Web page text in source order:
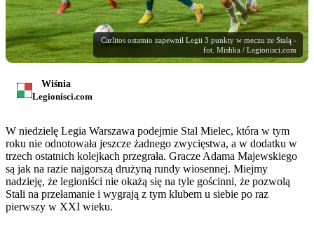
Carlitos ostatnio zapewnił Legii 3 punkty w meczu ze Stalą -
fot. Mishka / Legionisci.com
Wiśnia
Legionisci.com
W niedzielę Legia Warszawa podejmie Stal Mielec, która w tym
roku nie odnotowała jeszcze żadnego zwycięstwa, a w dodatku w
trzech ostatnich kolejkach przegrała. Gracze Adama Majewskiego
są jak na razie najgorszą drużyną rundy wiosennej. Miejmy
nadzieję, że legioniści nie okażą się na tyle gościnni, że pozwolą
Stali na przełamanie i wygrają z tym klubem u siebie po raz
pierwszy w XXI wieku.